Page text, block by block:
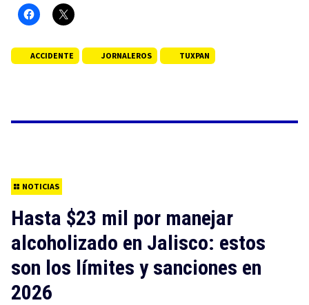
ACCIDENTE JORNALEROS TUXPAN
NOTICIAS
Hasta $23 mil por manejar
alcoholizado en Jalisco: estos
son los límites y sanciones en
2026